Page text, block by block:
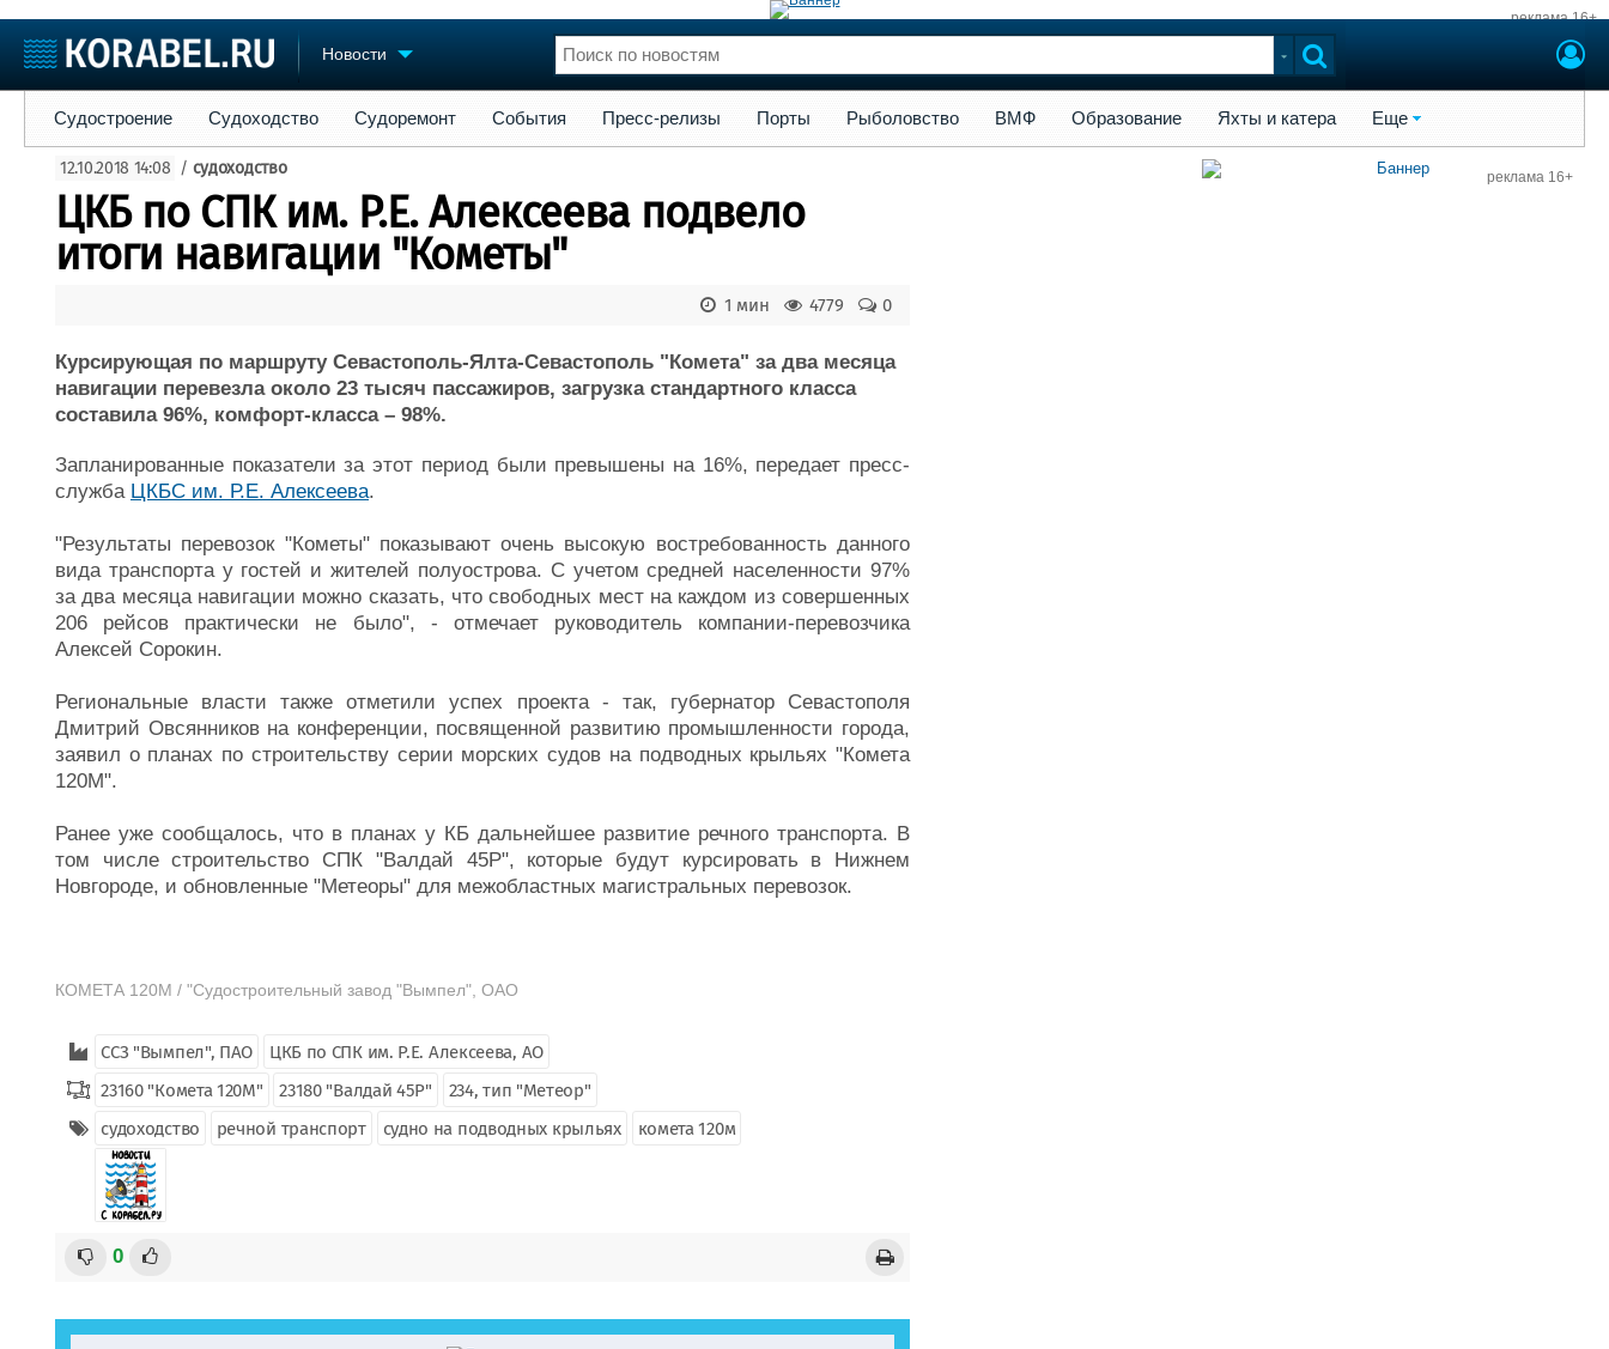
реклама 16+
Новости
Судостроение
Пульс
Новости
Компании
Репутация
Журнал
Реклама
Торговая площадка
Доска объявлений
Продажа флота
Изделия
Конференции
Личности
Флот
Форум
Отзывы
Судостроение Судоходство Судоремонт События Пресс-релизы Порты Рыболовство ВМФ Образование Яхты и катера Еще
12.10.2018 14:08 / судоходство
ЦКБ по СПК им. Р.Е. Алексеева подвело
итоги навигации "Кометы"
0
4779
1 мин
Курсирующая по маршруту Севастополь-Ялта-Севастополь "Комета" за два месяца
навигации перевезла около 23 тысяч пассажиров, загрузка стандартного класса
составила 96%, комфорт-класса – 98%.
Запланированные показатели за этот период были превышены на 16%, передает пресс-
служба ЦКБС им. Р.Е. Алексеева.
"Результаты перевозок "Кометы" показывают очень высокую востребованность данного
вида транспорта у гостей и жителей полуострова. С учетом средней населенности 97%
за два месяца навигации можно сказать, что свободных мест на каждом из совершенных
206 рейсов практически не было", - отмечает руководитель компании-перевозчика
Алексей Сорокин.
Региональные власти также отметили успех проекта - так, губернатор Севастополя
Дмитрий Овсянников на конференции, посвященной развитию промышленности города,
заявил о планах по строительству серии морских судов на подводных крыльях "Комета
120М".
Ранее уже сообщалось, что в планах у КБ дальнейшее развитие речного транспорта. В
том числе строительство СПК "Валдай 45Р", которые будут курсировать в Нижнем
Новгороде, и обновленные "Метеоры" для межобластных магистральных перевозок.
КОМЕТА 120М / "Судостроительный завод "Вымпел", ОАО
ССЗ "Вымпел", ПАО
ЦКБ по СПК им. Р.Е. Алексеева, АО
23160 "Комета 120М"
23180 "Валдай 45Р"
234, тип "Метеор"
судоходство
речной транспорт судно на подводных крыльях комета 120м
0
реклама 16+